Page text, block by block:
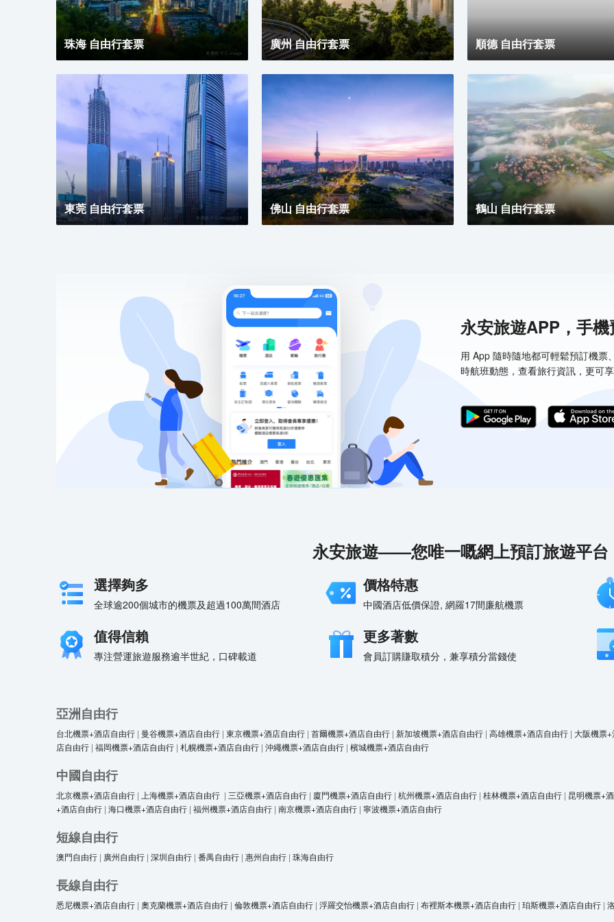
珠海 自由行套票 廣州 自由行套票 順德 自由行套票
東莞 自由行套票 佛山 自由行套票 鶴山 自由行套票
永安旅遊APP，手機
用 App 隨時隨地都可輕鬆預訂機票
時航班動態，查看旅行資訊，更可
永安旅遊——您唯一嘅網上預訂旅遊平台
選擇夠多
全球逾200個城市的機票及超過100萬間酒店
價格特惠
中國酒店低價保證, 網羅17間廉航機票
值得信賴
專注營運旅遊服務逾半世紀，口碑載道
更多著數
會員訂購賺取積分，兼享積分當錢使
亞洲自由行
台北機票+酒店自由行 | 曼谷機票+酒店自由行 | 東京機票+酒店自由行 | 首爾機票+酒店自由行 | 新加坡機票+酒店自由行 | 高雄機票+酒店自由行 | 大阪機票
店自由行 | 福岡機票+酒店自由行 | 札幌機票+酒店自由行 | 沖繩機票+酒店自由行 | 檳城機票+酒店自由行
中國自由行
北京機票+酒店自由行 | 上海機票+酒店自由行 | 三亞機票+酒店自由行 | 廈門機票+酒店自由行 | 杭州機票+酒店自由行 | 桂林機票+酒店自由行 | 昆明機票+
+酒店自由行 | 海口機票+酒店自由行 | 福州機票+酒店自由行 | 南京機票+酒店自由行 | 寧波機票+酒店自由行
短線自由行
澳門自由行 | 廣州自由行 | 深圳自由行 | 番禺自由行 | 惠州自由行 | 珠海自由行
長線自由行
悉尼機票+酒店自由行 | 奧克蘭機票+酒店自由行 | 倫敦機票+酒店自由行 | 浮羅交怡機票+酒店自由行 | 布裡斯本機票+酒店自由行 | 珀斯機票+酒店自由行 |